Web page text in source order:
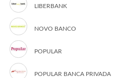
LIBERBANK
NOVO BANCO
POPULAR
POPULAR BANCA PRIVADA